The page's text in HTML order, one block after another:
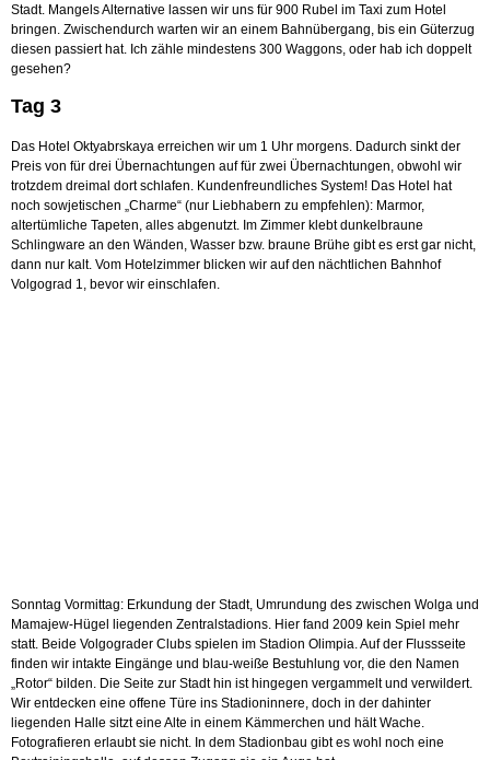
Stadt. Mangels Alternative lassen wir uns für 900 Rubel im Taxi zum Hotel
bringen. Zwischendurch warten wir an einem Bahnübergang, bis ein Güterzug
diesen passiert hat. Ich zähle mindestens 300 Waggons, oder hab ich doppelt
gesehen?
Tag 3
Das Hotel Oktyabrskaya erreichen wir um 1 Uhr morgens. Dadurch sinkt der
Preis von für drei Übernachtungen auf für zwei Übernachtungen, obwohl wir
trotzdem dreimal dort schlafen. Kundenfreundliches System! Das Hotel hat
noch sowjetischen „Charme“ (nur Liebhabern zu empfehlen): Marmor,
altertümliche Tapeten, alles abgenutzt. Im Zimmer klebt dunkelbraune
Schlingware an den Wänden, Wasser bzw. braune Brühe gibt es erst gar nicht,
dann nur kalt. Vom Hotelzimmer blicken wir auf den nächtlichen Bahnhof
Volgograd 1, bevor wir einschlafen.
Sonntag Vormittag: Erkundung der Stadt, Umrundung des zwischen Wolga und
Mamajew-Hügel liegenden Zentralstadions. Hier fand 2009 kein Spiel mehr
statt. Beide Volgograder Clubs spielen im Stadion Olimpia. Auf der Flussseite
finden wir intakte Eingänge und blau-weiße Bestuhlung vor, die den Namen
„Rotor“ bilden. Die Seite zur Stadt hin ist hingegen vergammelt und verwildert.
Wir entdecken eine offene Türe ins Stadioninnere, doch in der dahinter
liegenden Halle sitzt eine Alte in einem Kämmerchen und hält Wache.
Fotografieren erlaubt sie nicht. In dem Stadionbau gibt es wohl noch eine